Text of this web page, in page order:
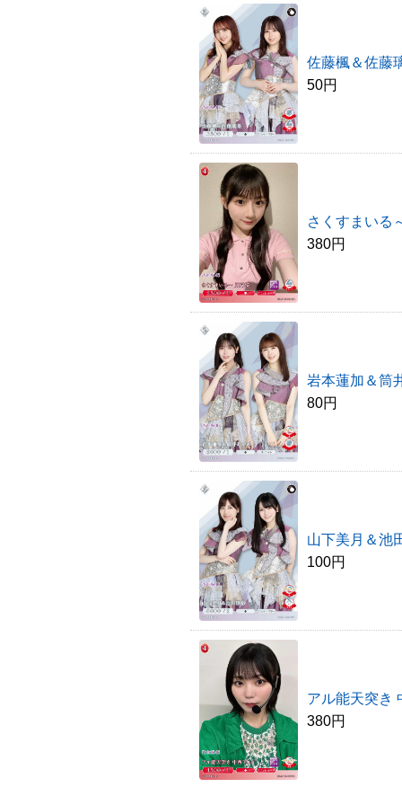
佐藤楓＆佐藤
50円
さくすまいる
380円
岩本蓮加＆筒
80円
山下美月＆池
100円
アル能天突き
380円